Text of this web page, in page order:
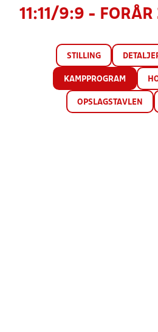
11:11/9:9 -
STILLING
KAMPPROGRAM
OPSLAGSTAVLEN